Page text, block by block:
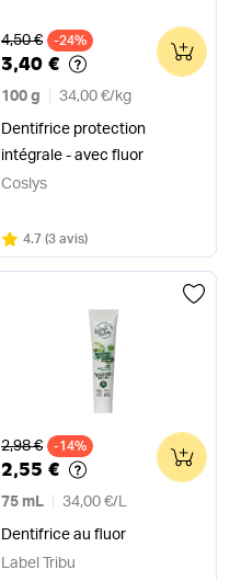
Ancien prix
4,50 € -24%
3,40 €
100 g 34,00 €/ kg
Dentifrice protection
intégrale - avec fluor
0
Coslys
Note
4.7 sur 5
(3 avis)
Ancien prix
2,98 € -14%
2,55 €
75 mL 34,00 €/ L
Dentifrice au fluor
0
Label Tribu